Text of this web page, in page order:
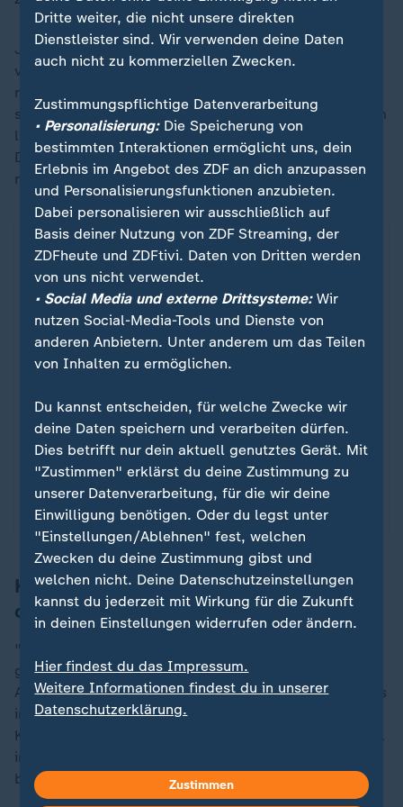
Julian Brandt, der gleich zwei Treffer blitzsauber
vorbereitete, Karim Adeyemi, der plötzlich rannte,
rackerte und traf, sowie Pascal Groß, dessen Tor
sinnbildlich war: Das 2:0 hatte er nach einer Flanke am
langen Pfosten reingekniet - so wie sich die gesamte
Dortmunder Mannschaft in dieser Nacht unter Flutlicht
reinkniete.
Sport
Champions League - 2024/25
Die wichtigsten Spiele im Video.
Kovac wünscht sich einen Impact für
die Zukunft
"Wir waren aktiver, aggressiver, haben nach vorne
gespielt und die Tore gemacht", sagte ein strahlender
Adeyemi, der den Triumph nach seinem Erfolgserlebnis
in den Himmel über Lissabon geschrien hatte. Für
Kovac war der Spielverlauf, der die Dinge im Rückspiel
im heimischen Stadion erheblich erleichtern dürfte,
beinahe zwangsläufig.
Dritte weiter, die nicht unsere direkten
Dienstleister sind. Wir verwenden deine Daten
auch nicht zu kommerziellen Zwecken.
Zustimmungspflichtige Datenverarbeitung
• Personalisierung:Die Speicherung von
bestimmten Interaktionen ermöglicht uns, dein
Erlebnis im Angebot des ZDF an dich anzupassen
und Personalisierungsfunktionen anzubieten.
Dabei personalisieren wir ausschließlich auf
Basis deiner Nutzung von ZDF Streaming, der
ZDFheute und ZDFtivi. Daten von Dritten werden
von uns nicht verwendet.
• Social Media und externe Drittsysteme:Wir
nutzen Social-Media-Tools und Dienste von
anderen Anbietern. Unter anderem um das Teilen
von Inhalten zu ermöglichen.
Du kannst entscheiden, für welche Zwecke wir
deine Daten speichern und verarbeiten dürfen.
Dies betrifft nur dein aktuell genutztes Gerät. Mit
"Zustimmen" erklärst du deine Zustimmung zu
unserer Datenverarbeitung, für die wir deine
Einwilligung benötigen. Oder du legst unter
"Einstellungen/Ablehnen" fest, welchen
Zwecken du deine Zustimmung gibst und
welchen nicht. Deine Datenschutzeinstellungen
kannst du jederzeit mit Wirkung für die Zukunft
in deinen Einstellungen widerrufen oder ändern.
Hier findest du das Impressum.
Weitere Informationen findest du in unserer
Datenschutzerklärung.
Zustimmen